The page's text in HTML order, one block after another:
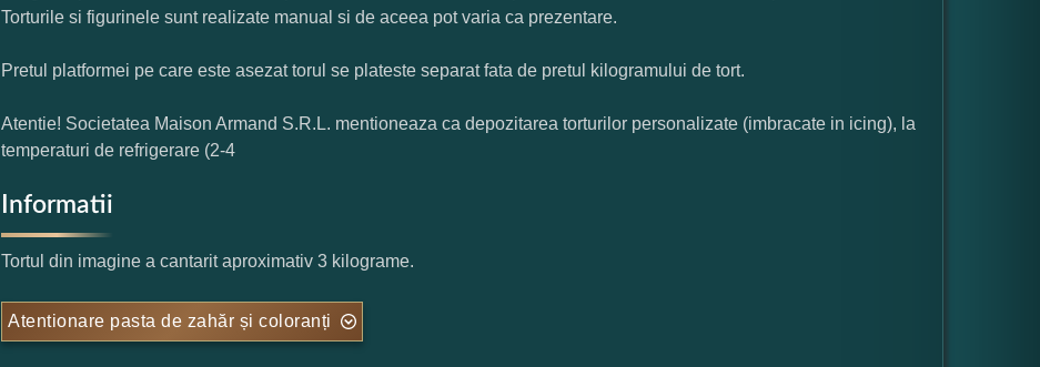
Torturile si figurinele sunt realizate manual si de aceea pot varia ca prezentare.
Pretul platformei pe care este asezat torul se plateste separat fata de pretul kilogramului de tort.
Atentie! Societatea Maison Armand S.R.L. mentioneaza ca depozitarea torturilor personalizate (imbracate in icing), la
temperaturi de refrigerare (2-4
Informatii
Tortul din imagine a cantarit aproximativ 3 kilograme.
Atentionare pasta de zahăr și coloranți